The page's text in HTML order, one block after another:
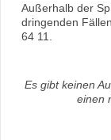
Außerhalb der
dringenden
64 11.
Es gibt keinen
einen